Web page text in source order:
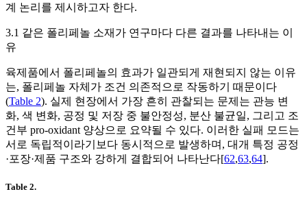
계 논리를 제시하고자 한다.
3.1 같은 폴리페놀 소재가 연구마다 다른 결과를 나타내는 이
유
육제품에서 폴리페놀의 효과가 일관되게 재현되지 않는 이유
는, 폴리페놀 자체가 조건 의존적으로 작동하기 때문이다
(Table 2). 실제 현장에서 가장 흔히 관찰되는 문제는 관능 변
화, 색 변화, 공정 및 저장 중 불안정성, 분산 불균일, 그리고 조
건부 pro-oxidant 양상으로 요약될 수 있다. 이러한 실패 모드는
서로 독립적이라기보다 동시적으로 발생하며, 대개 특정 공정
·포장·제품 구조와 강하게 결합되어 나타난다[62,63,64].
Table 2.